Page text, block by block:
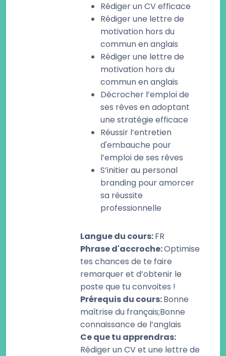
Rédiger un CV efficace
Rédiger une lettre de
motivation hors du
commun en anglais
Rédiger une lettre de
motivation hors du
commun en anglais
Décrocher l’emploi de
ses rêves en adoptant
une stratégie efficace
Réussir l’entretien
d'embauche pour
l’emploi de ses rêves
S’initier au personal
branding pour amorcer
sa réussite
professionnelle
Langue du cours:FR
Phrase d'accroche:Optimise
tes chances de te faire
remarquer et d’obtenir le
poste que tu convoites !
Prérequis du cours:Bonne
maîtrise du français;Bonne
connaissance de l’anglais
Ce que tu apprendras:
Rédiger un CV et une lettre de